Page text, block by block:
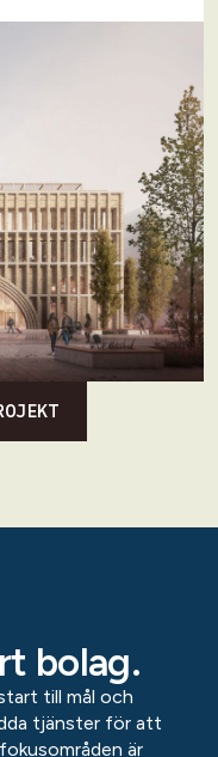
bolag.
till mål och
tjänster för att
är